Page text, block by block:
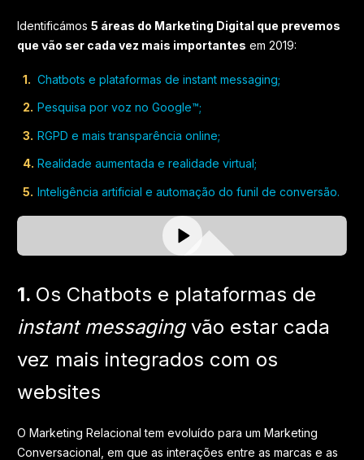
Identificámos 5 áreas do Marketing Digital que prevemos
que vão ser cada vez mais importantes em 2019:
Chatbots e plataformas de instant messaging;
Pesquisa por voz no Google™;
RGPD e mais transparência online;
Realidade aumentada e realidade virtual;
Inteligência artificial e automação do funil de conversão.
1. Os Chatbots e plataformas de
instant messagingvão estar cada
vez mais integrados com os
websites
O Marketing Relacional tem evoluído para um Marketing
Conversacional, em que as interações entre as marcas e as